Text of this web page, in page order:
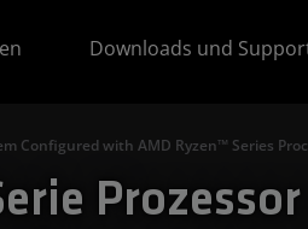
Downloads und
Configured with AMD Ryzen™ Series